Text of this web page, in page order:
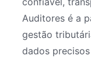
Auditores é a
gestão
dados